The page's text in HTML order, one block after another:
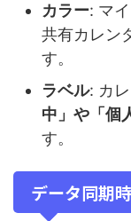
カラー: マ
共有カレン
す。
ラベル: カ
中」や「個
す。
データ同期